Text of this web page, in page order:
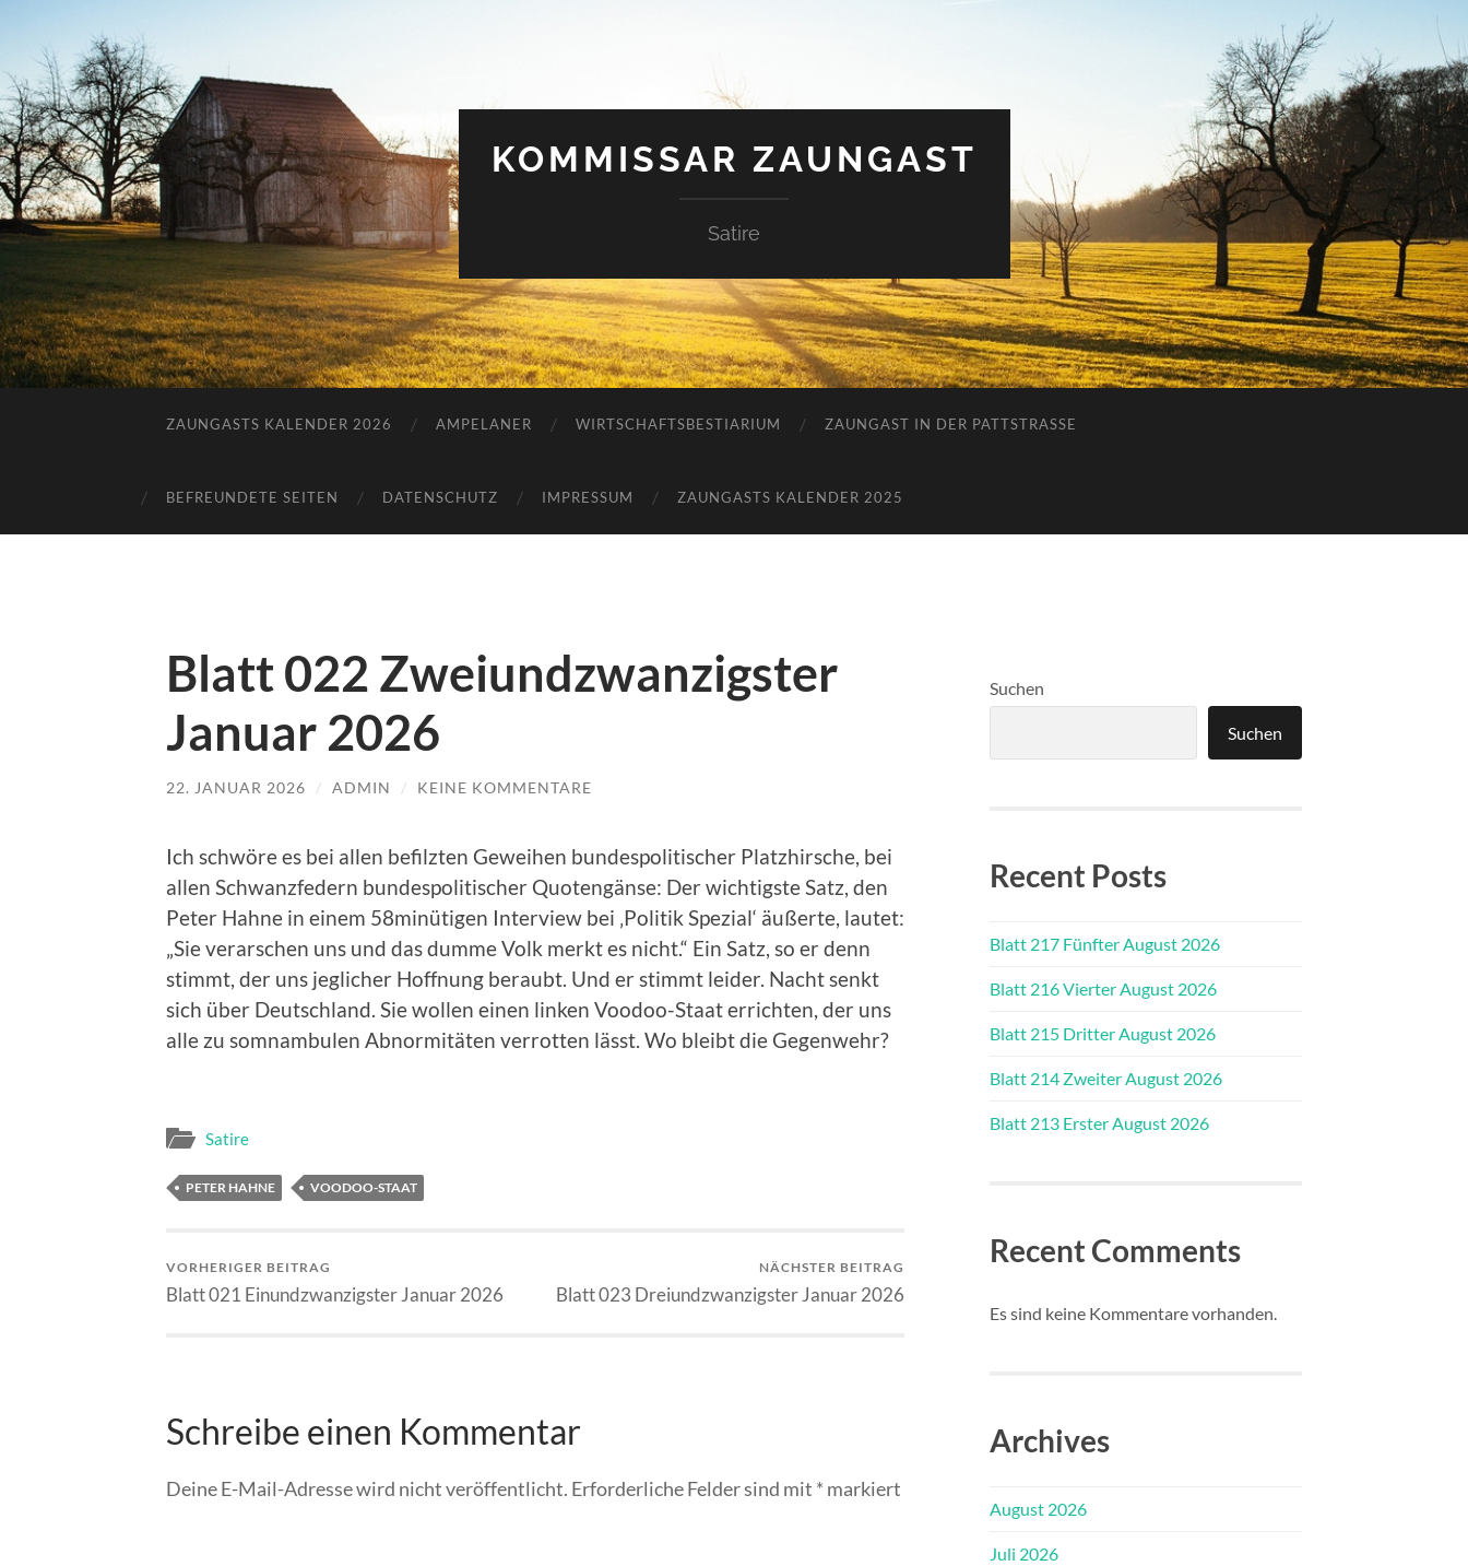
KOMMISSAR ZAUNGAST
Satire
ZAUNGASTS KALENDER 2026 AMPELANER WIRTSCHAFTSBESTIARIUM ZAUNGAST IN DER PATTSTRASSE
BEFREUNDETE SEITEN DATENSCHUTZ IMPRESSUM ZAUNGASTS KALENDER 2025
Blatt 022 Zweiundzwanzigster
Januar 2026
22. JANUAR 2026 / ADMIN / KEINE KOMMENTARE
Ich schwöre es bei allen befilzten Geweihen bundespolitischer Platzhirsche, bei
allen Schwanzfedern bundespolitischer Quotengänse: Der wichtigste Satz, den
Peter Hahne in einem 58minütigen Interview bei ‚Politik Spezial‘ äußerte, lautet:
„Sie verarschen uns und das dumme Volk merkt es nicht.“ Ein Satz, so er denn
stimmt, der uns jeglicher Hoffnung beraubt. Und er stimmt leider. Nacht senkt
sich über Deutschland. Sie wollen einen linken Voodoo-Staat errichten, der uns
alle zu somnambulen Abnormitäten verrotten lässt. Wo bleibt die Gegenwehr?
Satire
PETER HAHNE VOODOO-STAAT
VORHERIGER BEITRAG
Blatt 021 Einundzwanzigster Januar 2026
NÄCHSTER BEITRAG
Blatt 023 Dreiundzwanzigster Januar 2026
Schreibe einen Kommentar
Deine E-Mail-Adresse wird nicht veröffentlicht. Erforderliche Felder sind mit * markiert
Suchen
Suchen
Recent Posts
Blatt 217 Fünfter August 2026
Blatt 216 Vierter August 2026
Blatt 215 Dritter August 2026
Blatt 214 Zweiter August 2026
Blatt 213 Erster August 2026
Recent Comments
Es sind keine Kommentare vorhanden.
Archives
August 2026
Juli 2026